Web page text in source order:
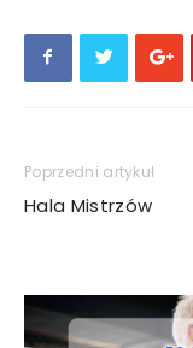
Poprzedni artykuł
Hala Mistrzów